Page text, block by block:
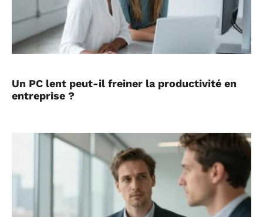
Un PC lent peut-il freiner la productivité en
entreprise ?